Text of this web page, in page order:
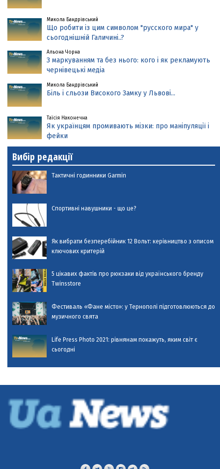
Микола Бандрівський
Що робити із цим символом "русского мира" у
сьогоднішній Галичині..?
Альона Чорна
З маркуванням та без нього: кого і як рекламують
чернівецькі медіа
Микола Бандрівський
Біль і сльози Високого Замку у Львові...
Таїсія Наконечна
Як українцям промивають мізки: про маніпуляції і
фейки
Вибір редакції
Тактичні годинники Garmin
Спортивні навушники - що це?
Як вибрати безперебійник 12 Вольт: керівництво з описом
ключових критерій
5 цікавих фактів про рюкзаки від українського бренду
Twinsstore
Фестиваль «Фане місто»: у Тернополі підготовлюються до
музичного свята
Life Press Photo 2021: рівнянам покажуть, яким світ є
сьогодні